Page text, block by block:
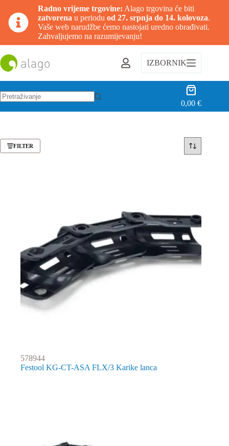
Radno vrijeme trgovine: Alago trgovina će biti
zatvorena u periodu od 27. srpnja do 14. kolovoza.
Vaše web narudžbe ćemo nastojati uredno obrađivati.
Zahvaljujemo na razumijevanju!
na
sadržaj
IZBORNIK
Košarica
0,00€
FILTER
578944
Festool KG-CT-ASA FLX/3 Karike lanca